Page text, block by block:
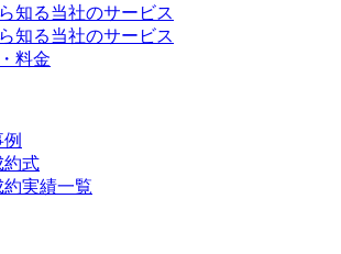
知る当社のサービス
知る当社のサービス
料金
式
実績一覧